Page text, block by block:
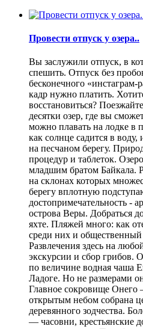
Провести отпуск у озера..
Вы заслужили отпуск, в
спешить. Отпуск без
бесконечного «инстаграм-
кадр нужно платить.
восстановиться?
десятки озер, где вы
можно плавать на лодке в
как солнце садится в
на песчаном берегу.
процедур и таблеток.
младшим братом Байкала.
на склонах которых
берегу вплотную
достопримечательность -
острова Веры. Добраться
яхте. Пляжей много: как
среди них и
Развлечения здесь на
экскурсии и сбор грибов.
по величине водная чаша
Ладоге. Но не размерами
Главное сокровище
открытым небом собрана
деревянного зодчества.
— часовни, крестьянские